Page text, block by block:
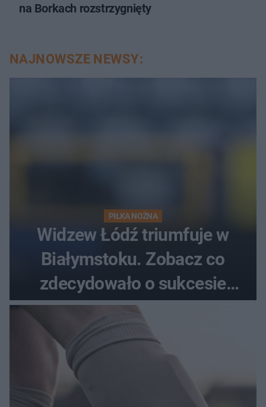
na Borkach rozstrzygnięty
NAJNOWSZE NEWSY:
PIŁKA NOŻNA
Widzew Łódź triumfuje w
Białymstoku. Zobacz co
zdecydowało o sukcesie
gości